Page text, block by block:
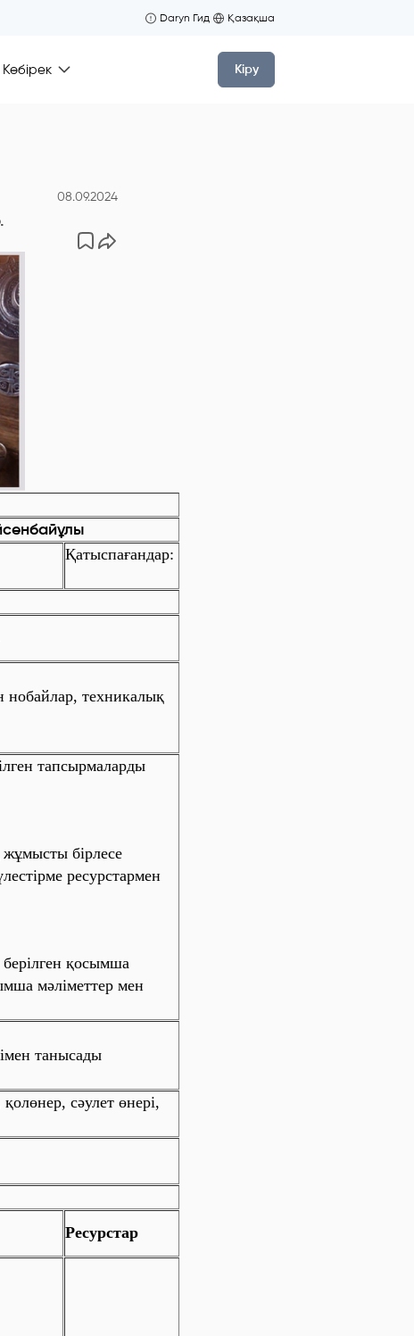
Daryn Гид Қазақша
Көбірек Кіру
08.09.2024
Қатыспағандар:
техникалық
тапсырмаларды
бірлесе
ресурстармен
қосымша
мәліметтер мен
танысады
қолөнер, сәулет өнері,
Ресурстар